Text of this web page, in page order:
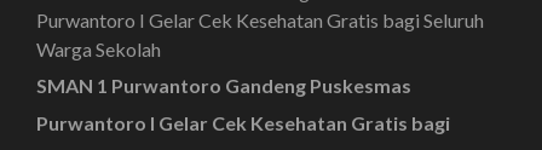
SMAN 1 Purwantoro Gandeng Puskesmas
Purwantoro I Gelar Cek Kesehatan Gratis bagi